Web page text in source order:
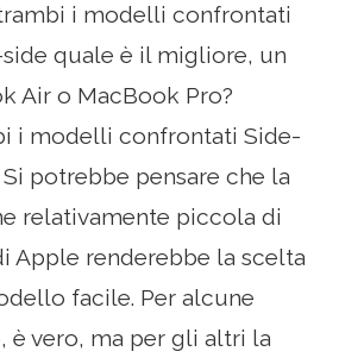
i modelli confrontati
quale è il migliore, un
Air o MacBook Pro?
i modelli confrontati Side-
potrebbe pensare che la
relativamente piccola di
Apple renderebbe la scelta
facile. Per alcune
è vero, ma per gli altri la